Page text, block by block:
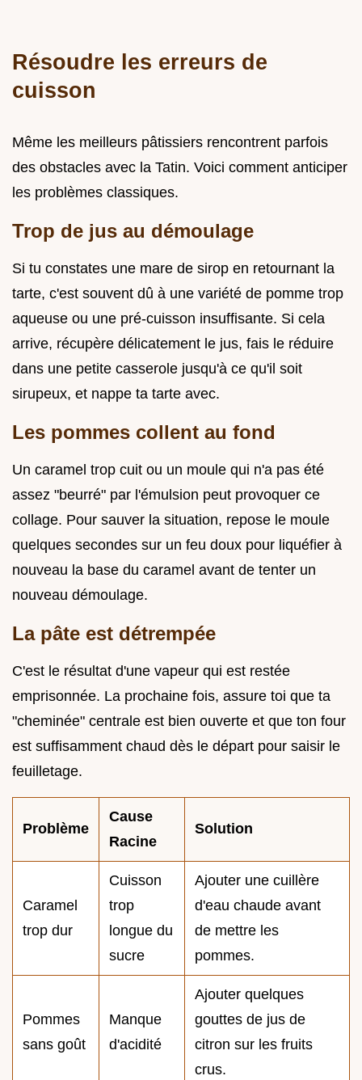
Résoudre les erreurs de
cuisson
Même les meilleurs pâtissiers rencontrent parfois
des obstacles avec la Tatin. Voici comment anticiper
les problèmes classiques.
Trop de jus au démoulage
Si tu constates une mare de sirop en retournant la
tarte, c'est souvent dû à une variété de pomme trop
aqueuse ou une pré-cuisson insuffisante. Si cela
arrive, récupère délicatement le jus, fais le réduire
dans une petite casserole jusqu'à ce qu'il soit
sirupeux, et nappe ta tarte avec.
Les pommes collent au fond
Un caramel trop cuit ou un moule qui n'a pas été
assez "beurré" par l'émulsion peut provoquer ce
collage. Pour sauver la situation, repose le moule
quelques secondes sur un feu doux pour liquéfier à
nouveau la base du caramel avant de tenter un
nouveau démoulage.
La pâte est détrempée
C'est le résultat d'une vapeur qui est restée
emprisonnée. La prochaine fois, assure toi que ta
"cheminée" centrale est bien ouverte et que ton four
est suffisamment chaud dès le départ pour saisir le
feuilletage.
Problème
Cause
Racine
Solution
Caramel
trop dur
Cuisson
trop
longue du
sucre
Ajouter une cuillère
d'eau chaude avant
de mettre les
pommes.
Pommes
sans goût
Manque
d'acidité
Ajouter quelques
gouttes de jus de
citron sur les fruits
crus.